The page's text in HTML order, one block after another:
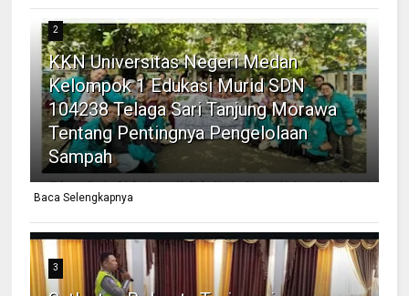
2
KKN Universitas Negeri Medan
Kelompok 1 Edukasi Murid SDN
104238 Telaga Sari Tanjung Morawa
Tentang Pentingnya Pengelolaan
Sampah
Baca Selengkapnya
3